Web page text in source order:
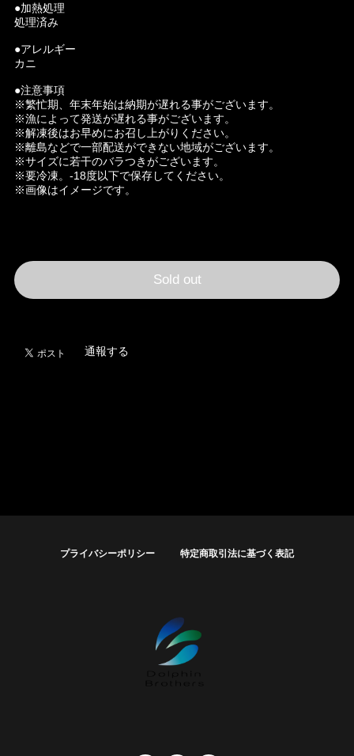
●加熱処理
処理済み
●アレルギー
カニ
●注意事項
※繁忙期、年末年始は納期が遅れる事がございます。
※漁によって発送が遅れる事がございます。
※解凍後はお早めにお召し上がりください。
※離島などで一部配送ができない地域がございます。
※サイズに若干のバラつきがございます。
※要冷凍。-18度以下で保存してください。
※画像はイメージです。
Sold out
通報する
プライバシーポリシー 特定商取引法に基づく表記